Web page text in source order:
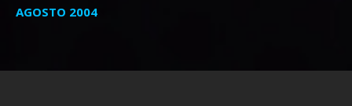
AGOSTO 2004